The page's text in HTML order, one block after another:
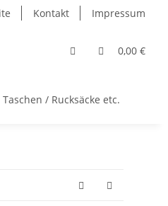
Kontakt Impressum
0,00 €
Taschen / Rucksäcke etc.